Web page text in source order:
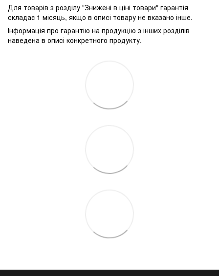
Для товарів з розділу "Знижені в ціні товари" гарантія
складає 1 місяць, якщо в описі товару не вказано інше.
Інформація про гарантію на продукцію з інших розділів
наведена в описі конкретного продукту.